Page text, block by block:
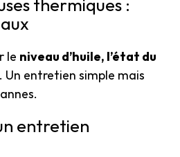
thermiques :
le niveau d’huile, l’état du
Un entretien simple mais
entretien